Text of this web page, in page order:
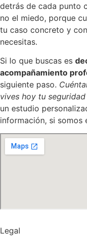
detrás de cada punto
no el miedo, porque
tu caso concreto y
necesitas.
Si lo que buscas es
acompañamiento
siguiente paso.
vives hoy tu seguridad
un estudio
información, si somos
Legal